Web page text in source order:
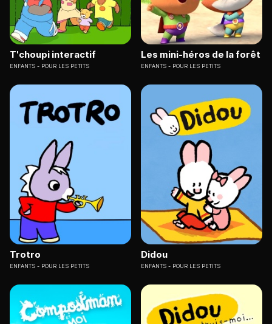
T'choupi interactif
ENFANTS POUR LES PETITS
Les mini-héros de la forêt
ENFANTS POUR LES PETITS
Trotro
ENFANTS POUR LES PETITS
Didou
ENFANTS POUR LES PETITS